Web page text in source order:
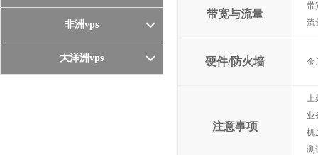
非洲vps
大洋洲vps
带宽与流量
带
流
硬件/防火墙 金
注意事项
上
业
机
测